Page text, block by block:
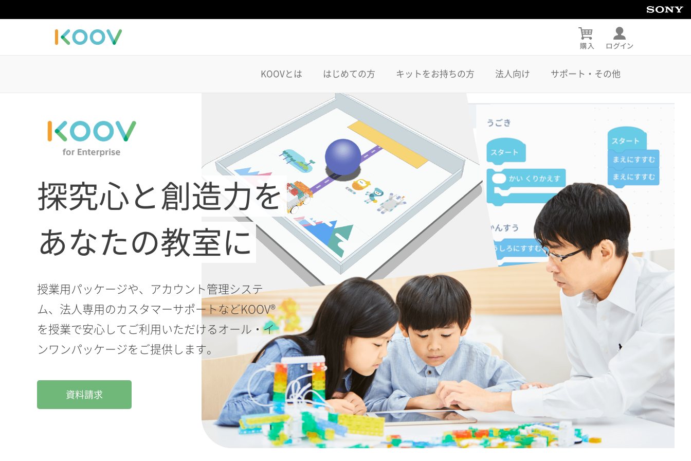
KOOVとは はじめての方 キットをお持ちの方 法人向け サポート・その他
探究心と創造力を
あなたの教室に
授業用パッケージや、アカウント管理システ
ム、法人専用のカスタマーサポートなどKOOV®
を授業で安心してご利用いただけるオール・イ
ンワンパッケージをご提供します。
資料請求